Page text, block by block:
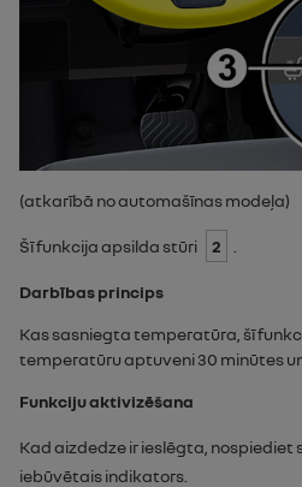
(atkarībā no automašīnas modeļa)
Šī funkcija apsilda stūri 2
Darbības princips
Kas sasniegta temperatūra, šī
temperatūru aptuveni 30 minūtes
Funkciju aktivizēšana
Kad aizdedze ir ieslēgta, nospiediet
iebūvētais indikators.